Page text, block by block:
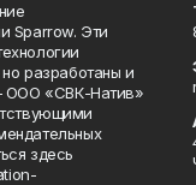
Sparrow. Эти
разработаны и
ООО «СВК-Натив»
здесь